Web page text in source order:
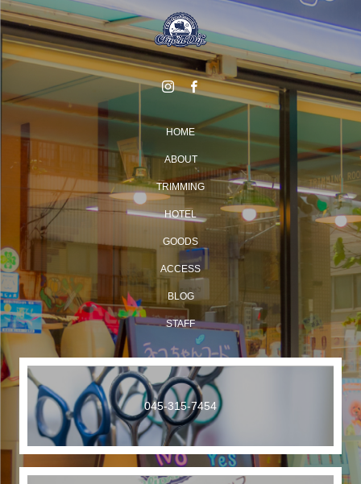
HOME
ABOUT
TRIMMING
HOTEL
GOODS
ACCESS
BLOG
STAFF
045-315-7454